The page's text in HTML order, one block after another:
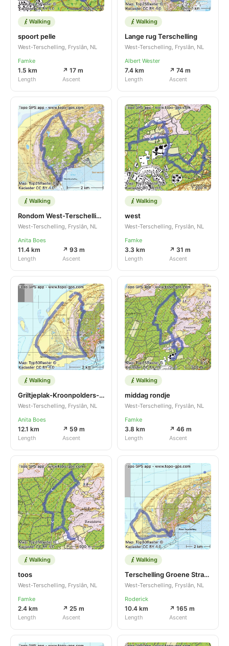
Walking
spoort pelle
West-Terschelling, Fryslân, NL
Famke
1.5 km
Length
↗ 17 m
Ascent
Walking
Lange rug Terschelling
West-Terschelling, Fryslân, NL
Albert Wester
7.4 km
Length
↗ 74 m
Ascent
Walking
Rondom West-Terschelling stuk trage tocht 20250315
West-Terschelling, Fryslân, NL
Anita Boes
11.4 km
Length
↗ 93 m
Ascent
Walking
west
West-Terschelling, Fryslân, NL
Famke
3.3 km
Length
↗ 31 m
Ascent
Walking
Griltjeplak-Kroonpolders-NoordvaarderTwrachelling 20250310
West-Terschelling, Fryslân, NL
Anita Boes
12.1 km
Length
↗ 59 m
Ascent
Walking
middag rondje
West-Terschelling, Fryslân, NL
Famke
3.8 km
Length
↗ 46 m
Ascent
Walking
toos
West-Terschelling, Fryslân, NL
Famke
2.4 km
Length
↗ 25 m
Ascent
Walking
Terschelling Groene Strand 2024
West-Terschelling, Fryslân, NL
Roderick
10.4 km
Length
↗ 165 m
Ascent